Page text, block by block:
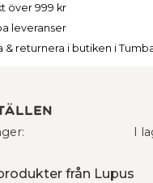
över 999 kr
leveranser
& returnera i butiken i
I
från Lupus